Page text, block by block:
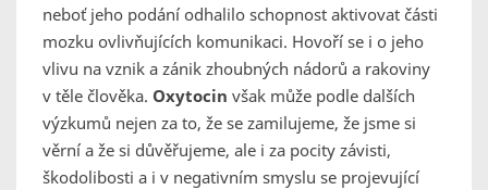
neboť jeho podání odhalilo schopnost aktivovat části
mozku ovlivňujících komunikaci. Hovoří se i o jeho
vlivu na vznik a zánik zhoubných nádorů a rakoviny
v těle člověka. Oxytocin však může podle dalších
výzkumů nejen za to, že se zamilujeme, že jsme si
věrní a že si důvěřujeme, ale i za pocity závisti,
škodolibosti a i v negativním smyslu se projevující